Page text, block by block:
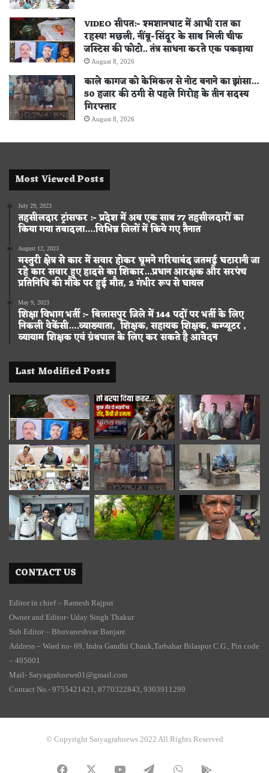
VIDEO सीपत:- श्मशानघाट में आधी रात का
रहस्य! मछली, नींबू-सिंदूर के साथ मिली चीफ
जस्टिस की फोटो.. तंत्र साधना करते एक पकड़ाया
August 8, 2026
काले कागज को केमिकल से नोट बनाने का झांसा…
50 हजार की ठगी से पहले गिरोह के तीन सदस्य
गिरफ्तार
August 8, 2026
Most Viewed Posts
July 29, 2023
तहसीलदार ट्रांसफर :- प्रदेश में अब एक साथ 77 तहसीलदारों का
किया गया तबादला….विभिन्न जिलों में किये गए तैनात
August 12, 2023
मस्तुरी क्षेत्र से कार में सवार होकर घूमने गरियाबंद जतमई घटारानी जा
रहे कार सवार हुए हादसे का शिकार…प्रधान आरक्षक और सरपंच
प्रतिनिधि की मौके पर हुई मौत, 2 गंभीर रूप से घायल
May 9, 2023
शिक्षा विभाग भर्ती :- बिलासपुर जिले में 144 पदों पर भर्ती के लिए
निकली वेकेंसी….व्याख्याता, शिक्षक, सहायक शिक्षक, कम्प्यूटर ,
व्यायाम शिक्षक एवं ग्रंथपाल के लिए कर सकते है आवेदन
Last Modified Posts
CONTACT US
Editor in chief – Ramesh Rajput
Owner and Editor- Uday Singh Thakur
Sub Editor – Bhuvaneshvar Banjare
Address – Ward no- 69, Indra Gandhi Chauk,Tarbahar Bilaspur C.G., Pin code
– 495001
Mail- Satyagrahnews01@gmail.com
Contact No.- 9755421421, 8770322843, 9303911299
© Copyright Satyagrahnews 2022 All Rights Reserved
Facebook YouTubeTelegramWhatsApp